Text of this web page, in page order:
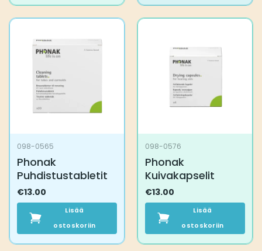
098-0565
Phonak
Puhdistustabletit
€13.00
Lisää
ostoskoriin
098-0576
Phonak
Kuivakapselit
€13.00
Lisää
ostoskoriin